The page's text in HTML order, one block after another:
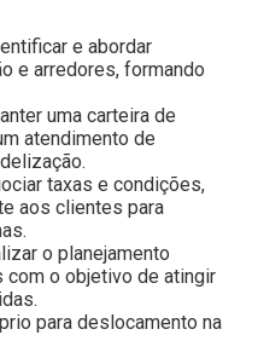
e abordar
e arredores, formando
uma carteira de
atendimento de
taxas e condições,
aos clientes para
o planejamento
com o objetivo de atingir
para deslocamento na